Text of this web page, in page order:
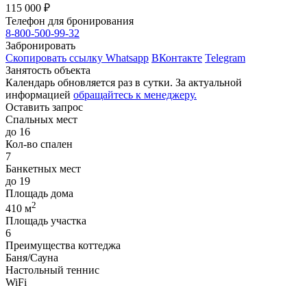
115 000 ₽
Телефон для бронирования
8-800-500-99-32
Забронировать
Скопировать ссылку Whatsapp ВКонтакте Telegram
Занятость объекта
Календарь обновляется раз в сутки. За актуальной
информацией обращайтесь к менеджеру.
Оставить запрос
Спальных мест
до 16
Кол-во спален
7
Банкетных мест
до 19
Площадь дома
410 м2
Площадь участка
6
Преимущества коттеджа
Баня/Сауна
Настольный теннис
WiFi